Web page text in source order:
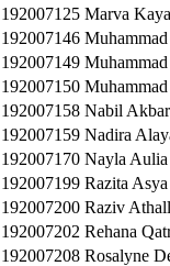
192007125 Marva
192007146
192007149
192007150
192007158 Nabil
192007159 Nadira
192007170 Nayla
192007199 Razita
192007200 Raziv
192007202 Rehana
192007208 Rosalyne